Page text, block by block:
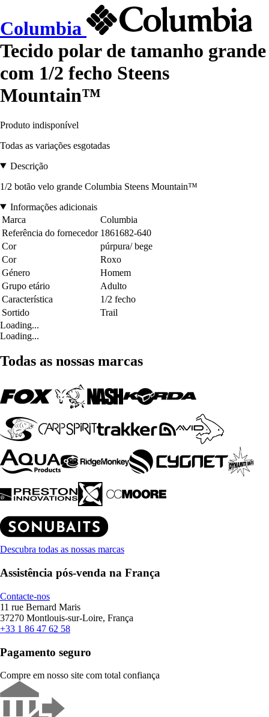
Columbia
Tecido polar de tamanho grande
com 1/2 fecho Steens
Mountain™
Produto indisponível
Todas as variações esgotadas
Descrição
1/2 botão velo grande Columbia Steens Mountain™
Informações adicionais
Marca
Columbia
Referência do fornecedor 1861682-640
Cor
púrpura/ bege
Cor
Roxo
Género
Homem
Grupo etário
Adulto
Característica
1/2 fecho
Sortido
Trail
Loading...
Loading...
Todas as nossas marcas
Descubra todas as nossas marcas
Assistência pós-venda na França
Contacte-nos
11 rue Bernard Maris
37270 Montlouis-sur-Loire, França
+33 1 86 47 62 58
Pagamento seguro
Compre em nosso site com total confiança